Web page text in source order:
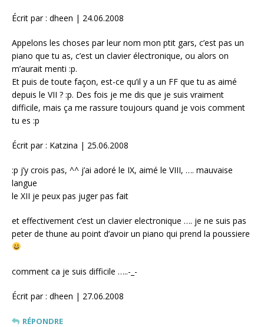
Écrit par : dheen | 24.06.2008
Appelons les choses par leur nom mon ptit gars, c’est pas un
piano que tu as, c’est un clavier électronique, ou alors on
m’aurait menti :p.
Et puis de toute façon, est-ce qu’il y a un FF que tu as aimé
depuis le VII ? :p. Des fois je me dis que je suis vraiment
difficile, mais ça me rassure toujours quand je vois comment
tu es :p
Écrit par : Katzina | 25.06.2008
:p j’y crois pas, ^^ j’ai adoré le IX, aimé le VIII, …. mauvaise
langue
le XII je peux pas juger pas fait
et effectivement c’est un clavier electronique …. je ne suis pas
peter de thune au point d’avoir un piano qui prend la poussiere
comment ca je suis difficile …..-_-
Écrit par : dheen | 27.06.2008
RÉPONDRE